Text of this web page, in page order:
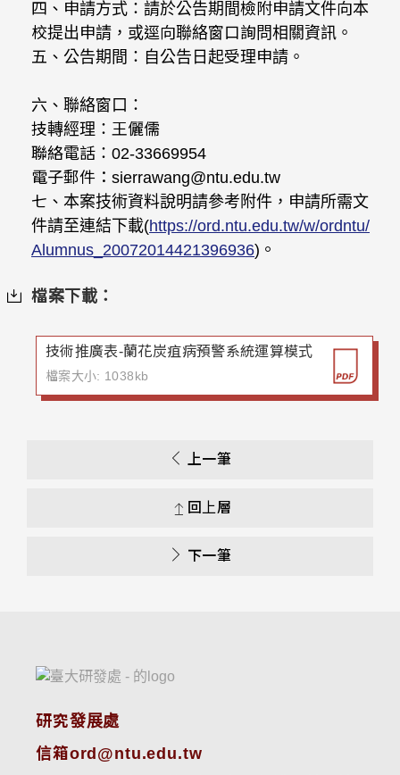
四、申請方式：請於公告期間檢附申請文件向本
校提出申請，或逕向聯絡窗口詢問相關資訊。
五、公告期間：自公告日起受理申請。
六、聯絡窗口：
技轉經理：王儷儒
聯絡電話：02-33669954
電子郵件：sierrawang@ntu.edu.tw
七、本案技術資料說明請參考附件，申請所需文
件請至連結下載(https://ord.ntu.edu.tw/w/ordntu/
Alumnus_20072014421396936)。
檔案下載：
技術推廣表-蘭花炭疽病預警系統運算模式
檔案大小: 1038kb
上一筆
回上層
下一筆
研究發展處
信箱ord@ntu.edu.tw